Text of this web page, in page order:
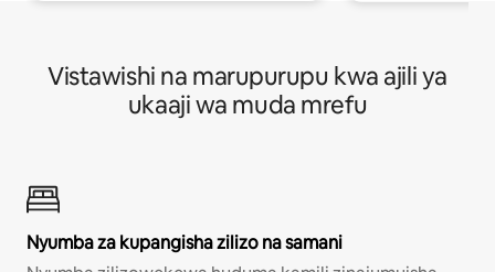
Vistawishi na marupurupu kwa ajili ya
ukaaji wa muda mrefu
Nyumba za kupangisha zilizo na samani